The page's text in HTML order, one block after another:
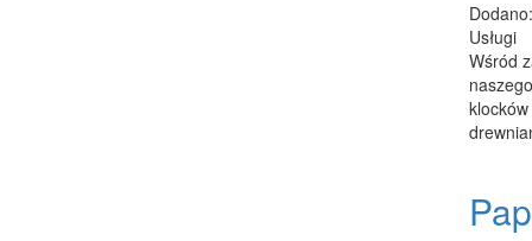
Usługi
Wśród